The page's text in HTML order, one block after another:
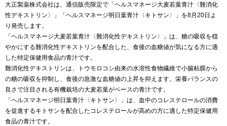
大正製薬株式会社は、通信販売限定で「ヘルスマネージ大麦若葉青汁〈難消化
性デキストリン〉」「ヘルスマネージ明日葉青汁〈キトサン〉」を8月20日よ
り発売します。
「ヘルスマネージ大麦若葉青汁〈難消化性デキストリン〉」は、糖の吸収を穏
やかにする難消化性デキストリンを配合した、食後の血糖値が気になる方に適
した特定保健用食品の青汁です。
難消化性デキストリンは、トウモロコシ由来の水溶性食物繊維で小腸粘膜から
の糖の吸収を抑制し、食後の急激な血糖値の上昇を抑えます。栄養バランスの
良さで注目される有機栽培の大麦若葉がベースの青汁です。
「ヘルスマネージ明日葉青汁〈キトサン〉」は、血中のコレステロールの消費
を促進するキトサンを配合したコレステロールが高めの方に適した特定保健用
食品の青汁です。